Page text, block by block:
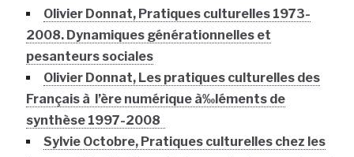
Olivier Donnat, Pratiques culturelles 1973-
2008. Dynamiques générationnelles et
pesanteurs sociales
Olivier Donnat, Les pratiques culturelles des
Français à l’ère numérique à‰léments de
synthèse 1997-2008
Sylvie Octobre, Pratiques culturelles chez les